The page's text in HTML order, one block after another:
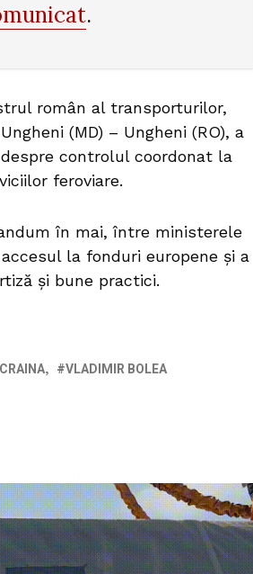
.
român al transporturilor,
(MD) – Ungheni (RO), a
controlul coordonat la
feroviare.
în mai, între ministerele
la fonduri europene și a
și bune practici.
VLADIMIR BOLEA